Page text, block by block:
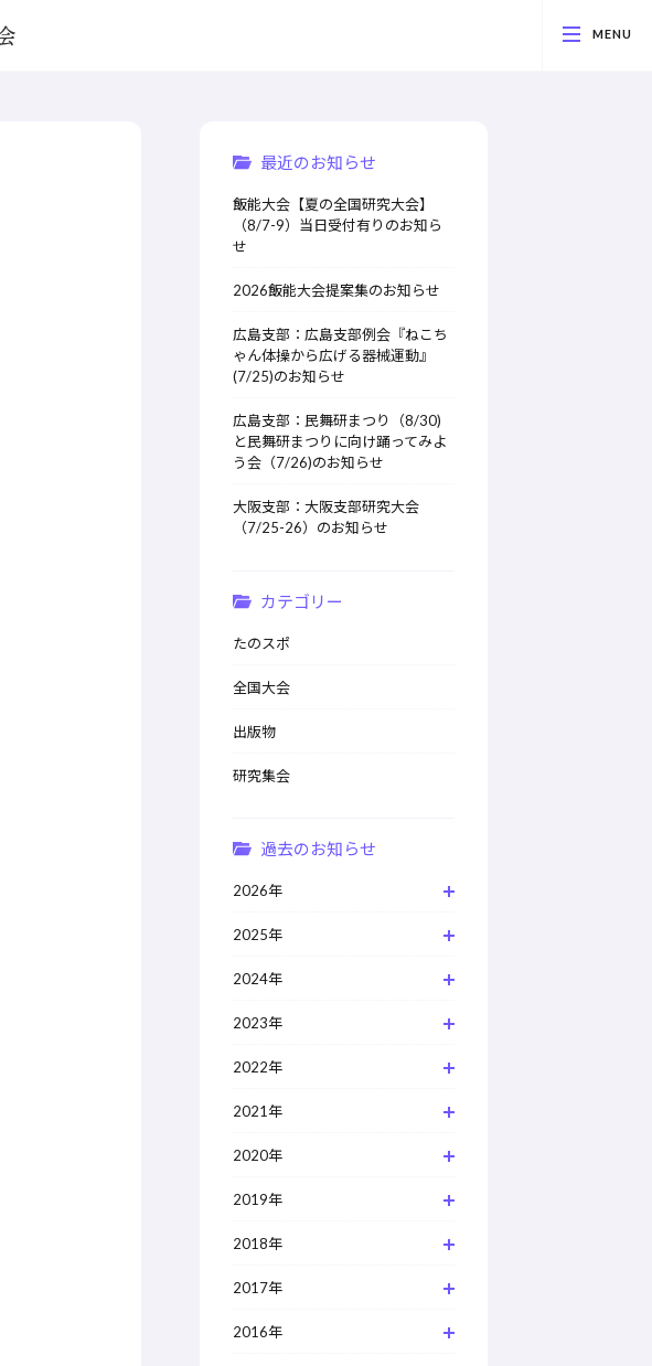
最近のお知らせ
飯能大会【夏の全国研究大会】
（8/7-9）当日受付有りのお知ら
せ
2026飯能大会提案集のお知らせ
広島支部：広島支部例会『ねこち
ゃん体操から広げる器械運動』
(7/25)のお知らせ
広島支部：民舞研まつり（8/30)
と民舞研まつりに向け踊ってみよ
う会（7/26)のお知らせ
大阪支部：大阪支部研究大会
（7/25-26）のお知らせ
カテゴリー
たのスポ
全国大会
出版物
研究集会
過去のお知らせ
2026年
2025年
2024年
2023年
2022年
2021年
2020年
2019年
2018年
2017年
2016年